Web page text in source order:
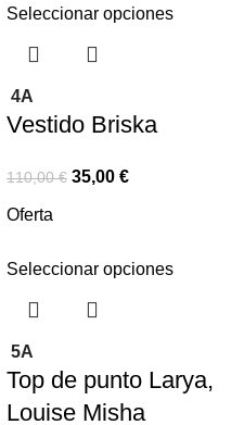
Seleccionar opciones
4A
Vestido Briska
110,00€ 35,00 €
Oferta
Seleccionar opciones
5A
Top de punto Larya,
Louise Misha